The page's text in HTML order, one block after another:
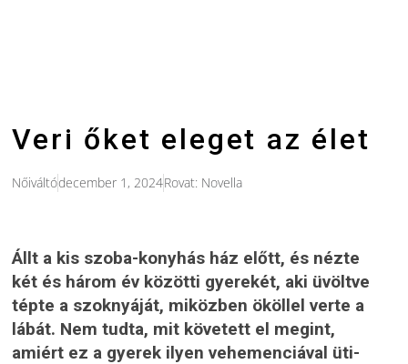
Veri őket eleget az élet
Nőiváltódecember 1, 2024Rovat: Novella
Állt a kis szoba-konyhás ház előtt, és nézte
két és három év közötti gyerekét, aki üvöltve
tépte a szoknyáját, miközben ököllel verte a
lábát. Nem tudta, mit követett el megint,
amiért ez a gyerek ilyen vehemenciával üti-